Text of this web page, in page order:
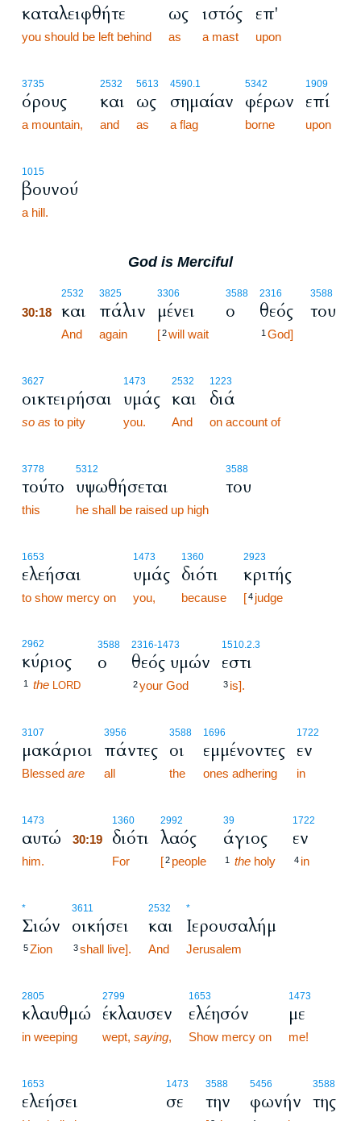
καταλειφθήτε
you should be left behind
ως
as
ιστός
a mast
επ'
upon
3735
όρους
a mountain,
2532
και
and
5613
ως
as
4590.1
σημαίαν
a flag
5342
φέρων
borne
1909
επί
upon
1015
βουνού
a hill.
God is Merciful
2532
30:18 και
And
3825
πάλιν
again
3306
μένει
[2will wait
3588
ο
2316
θεός
1 God]
3588
του
3627
οικτειρήσαι
so as to pity
1473
υμάς
you.
2532
και
And
1223
διά
on account of
3778
τούτο
this
5312
υψωθήσεται
he shall be raised up high
3588
του
1653
ελεήσαι
to show mercy on
1473
υμάς
you,
1360
διότι
because
2923
κριτής
[4 judge
2962
κύριος
1 the LORD
3588
ο
2316-1473
θεός υμών
2your God
1510.2.3
εστι
3 is].
3107
μακάριοι
Blessed are
3956
πάντες
all
3588
οι
the
1696
εμμένοντες
ones adhering
1722
εν
in
1473
αυτώ
him.
1360
30:19 διότι
For
2992
λαός
[2 people
39
άγιος
1 the holy
1722
εν
4 in
*
Σιών
5Zion
3611
οικήσει
3shall live].
2532
και
And
*
Ιερουσαλήμ
Jerusalem
2805
κλαυθμώ
in weeping
2799
έκλαυσεν
wept, saying,
1653
ελέησόν
Show mercy on
1473
με
me!
1653
ελεήσει
1473
σε
3588
την
5456
φωνήν
3588
της